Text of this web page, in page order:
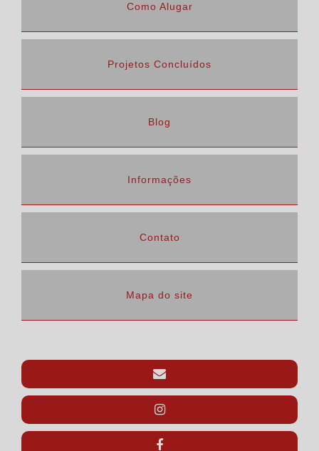
Como Alugar
Projetos Concluídos
Blog
Informações
Contato
Mapa do site